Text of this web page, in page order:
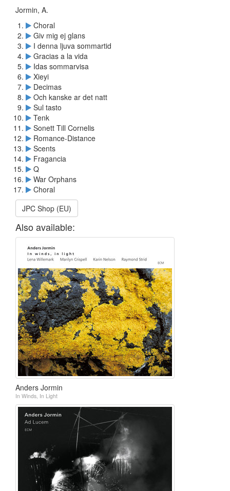
Jormin, A.
Choral
Giv mig ej glans
I denna ljuva sommartid
Gracias a la vida
Idas sommarvisa
Xieyi
Decimas
Och kanske ar det natt
Sul tasto
Tenk
Sonett Till Cornelis
Romance-Distance
Scents
Fragancia
Q
War Orphans
Choral
JPC Shop (EU)
Also available:
Anders Jormin
In Winds, In Light